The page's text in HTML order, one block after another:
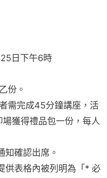
日下午6時
份。
需完成45分鐘講座，活
獲得禮品包一份，每人
知確認出席。
供表格內被列明為「* 必